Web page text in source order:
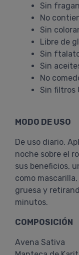
Sin
No
Sin
Libre de
Sin
Sin
No
Sin filtros
MODO DE USO
De uso diario.
noche sobre el
sus beneficios,
como
gruesa y
minutos.
COMPOSICIÓN
Avena Sativa